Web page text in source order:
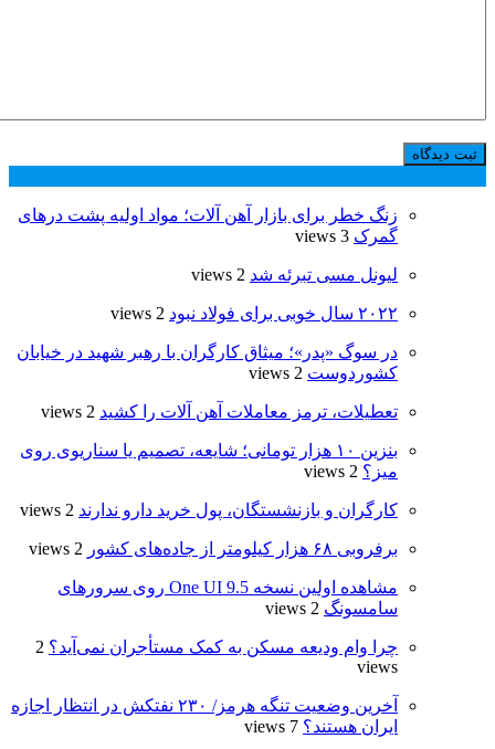
زنگ خطر برای بازار آهن آلات؛ مواد اولیه پشت درهای
گمرک 3 views
لیونل مسی تبرئه شد 2 views
۲۰۲۲ سال خوبی برای فولاد نبود 2 views
در سوگ «پدر»؛ میثاق کارگران با رهبر شهید در خیابان
کشوردوست 2 views
تعطیلات، ترمز معاملات آهن ‌آلات را کشید 2 views
بنزین ۱۰ هزار تومانی؛ شایعه، تصمیم یا سناریوی روی
میز؟ 2 views
کارگران و بازنشستگان، پول خرید دارو ندارند 2 views
برفروبی ۶۸ هزار کیلومتر از جاده‌های کشور 2 views
مشاهده اولین نسخه One UI 9.5 روی سرورهای
سامسونگ 2 views
چرا وام ودیعه مسکن به کمک مستأجران نمی‌آید؟ 2
views
آخرین وضعیت تنگه هرمز/ ۲۳۰ نفتکش در انتظار اجازه
ایران هستند؟ 7 views